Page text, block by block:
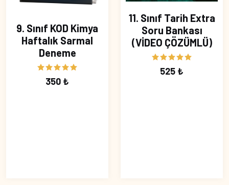
9. Sınıf KOD Kimya
Haftalık Sarmal
Deneme
350 ₺
11. Sınıf Tarih Extra
Soru Bankası
(VİDEO ÇÖZÜMLÜ)
525 ₺